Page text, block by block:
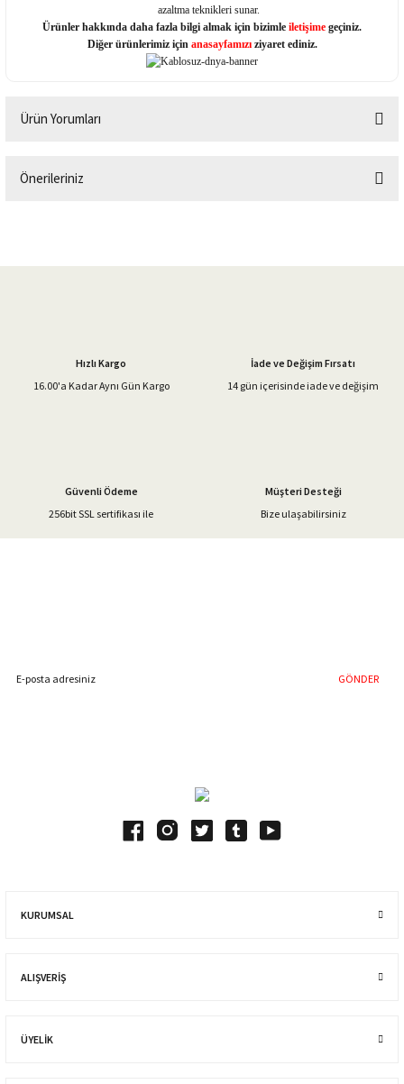
azaltma teknikleri sunar.
Ürünler hakkında daha fazla bilgi almak için bizimle iletişime geçiniz.
Diğer ürünlerimiz için anasayfamızıziyaret ediniz.
Ürün Yorumları
Önerileriniz
Ürün bilgilerinde hatalar bulunuyor.
Gönder
Hızlı Kargo
16.00'a Kadar Aynı Gün Kargo
İade ve Değişim Fırsatı
14 gün içerisinde iade ve değişim
Güvenli Ödeme
256bit SSL sertifikası ile
Müşteri Desteği
Bize ulaşabilirsiniz
GÖNDER
KURUMSAL
ALIŞVERIŞ
ÜYELİK